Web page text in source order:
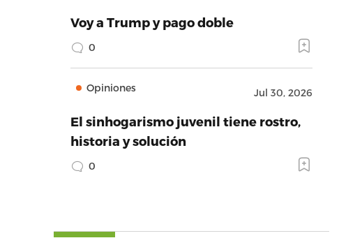
Voy a Trump y pago doble
0
Opiniones Jul 30, 2026
El sinhogarismo juvenil tiene rostro,
historia y solución
0